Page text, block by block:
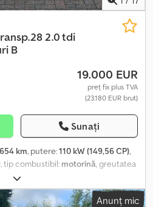
2.0 tdi
B
19.000 EUR
preț fix plus TVA
(23.180 EUR brut)
Sunați
km, putere:110 kW (149,56 CP),
, tip combustibil: motorină , greutatea
, configurație ax:
6, suspensie:oțel, număr de locuri:
, Informațiile prezentate
Anunț mic